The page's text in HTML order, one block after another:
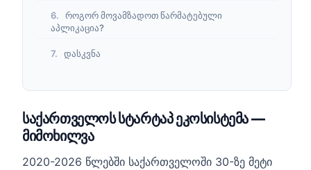
როგორ მოვამზადოთ წარმატებული
აპლიკაცია?
დასკვნა
საქართველოს სტარტაპ ეკოსისტემა —
მიმოხილვა
2020-2026 წლებში საქართველოში 30-ზე მეტი